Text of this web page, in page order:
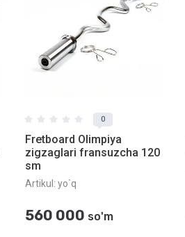
0
Fretboard Olimpiya
zigzaglari fransuzcha 120
sm
Artikul: yo`q
560 000 so'm